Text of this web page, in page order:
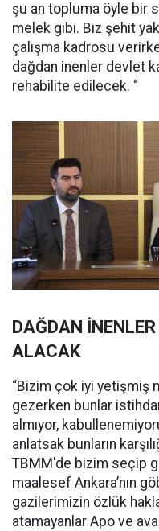
şu an topluma öyle bir
melek gibi. Biz şehit
çalışma kadrosu
dağdan inenler devlet
rehabilite edilecek. “
DAĞDAN
ALACAK
“Bizim çok iyi yetişmiş
gezerken bunlar
almıyor,
anlatsak bunların
TBMM'de bizim seçip
maalesef Ankara’nın
gazilerimizin özlük
atamayanlar Apo ve